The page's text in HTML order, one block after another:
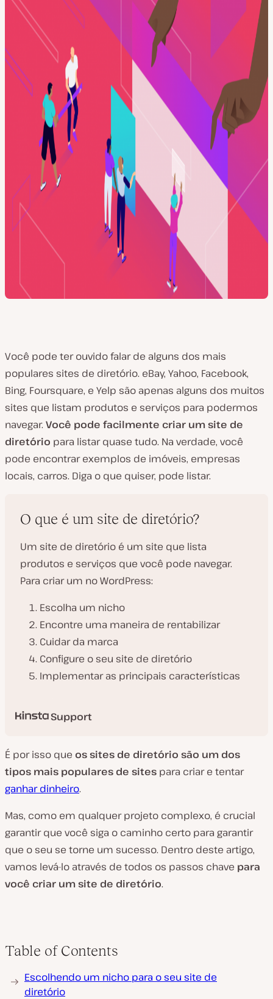
Você pode ter ouvido falar de alguns dos mais
populares sites de diretório. eBay, Yahoo, Facebook,
Bing, Foursquare, e Yelp são apenas alguns dos muitos
sites que listam produtos e serviços para podermos
navegar. Você pode facilmente criar um site de
diretório para listar quase tudo. Na verdade, você
pode encontrar exemplos de imóveis, empresas
locais, carros. Diga o que quiser, pode listar.
O que é um site de diretório?
Um site de diretório é um site que lista
produtos e serviços que você pode navegar.
Para criar um no WordPress:
Escolha um nicho
Encontre uma maneira de rentabilizar
Cuidar da marca
Configure o seu site de diretório
Implementar as principais características
Support
É por isso que os sites de diretório são um dos
tipos mais populares de sites para criar e tentar
ganhar dinheiro.
Mas, como em qualquer projeto complexo, é crucial
garantir que você siga o caminho certo para garantir
que o seu se torne um sucesso. Dentro deste artigo,
vamos levá-lo através de todos os passos chave para
você criar um site de diretório.
Table of Contents
Escolhendo um nicho para o seu site de
diretório